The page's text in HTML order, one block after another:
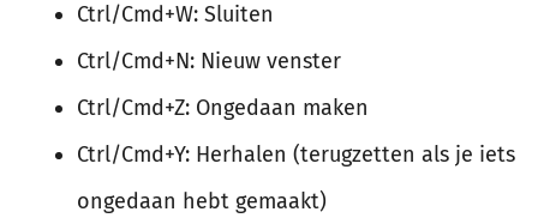
Ctrl/Cmd+W: Sluiten
Ctrl/Cmd+N: Nieuw venster
Ctrl/Cmd+Z: Ongedaan maken
Ctrl/Cmd+Y: Herhalen (terugzetten als je iets
ongedaan hebt gemaakt)